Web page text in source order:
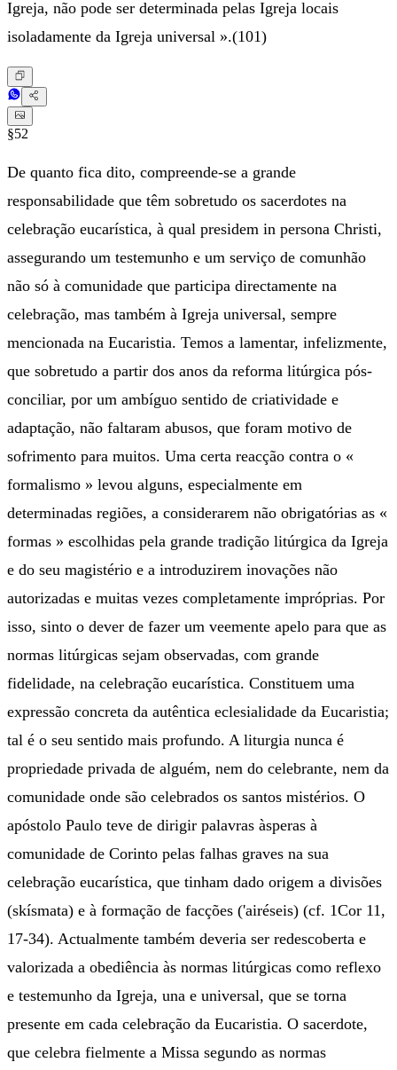
Igreja, não pode ser determinada pelas Igreja locais
isoladamente da Igreja universal ».(101)
§52
De quanto fica dito, compreende-se a grande
responsabilidade que têm sobretudo os sacerdotes na
celebração eucarística, à qual presidem in persona Christi,
assegurando um testemunho e um serviço de comunhão
não só à comunidade que participa directamente na
celebração, mas também à Igreja universal, sempre
mencionada na Eucaristia. Temos a lamentar, infelizmente,
que sobretudo a partir dos anos da reforma litúrgica pós-
conciliar, por um ambíguo sentido de criatividade e
adaptação, não faltaram abusos, que foram motivo de
sofrimento para muitos. Uma certa reacção contra o «
formalismo » levou alguns, especialmente em
determinadas regiões, a considerarem não obrigatórias as «
formas » escolhidas pela grande tradição litúrgica da Igreja
e do seu magistério e a introduzirem inovações não
autorizadas e muitas vezes completamente impróprias. Por
isso, sinto o dever de fazer um veemente apelo para que as
normas litúrgicas sejam observadas, com grande
fidelidade, na celebração eucarística. Constituem uma
expressão concreta da autêntica eclesialidade da Eucaristia;
tal é o seu sentido mais profundo. A liturgia nunca é
propriedade privada de alguém, nem do celebrante, nem da
comunidade onde são celebrados os santos mistérios. O
apóstolo Paulo teve de dirigir palavras àsperas à
comunidade de Corinto pelas falhas graves na sua
celebração eucarística, que tinham dado origem a divisões
(skísmata) e à formação de facções ('airéseis) (cf. 1Cor 11,
17-34). Actualmente também deveria ser redescoberta e
valorizada a obediência às normas litúrgicas como reflexo
e testemunho da Igreja, una e universal, que se torna
presente em cada celebração da Eucaristia. O sacerdote,
que celebra fielmente a Missa segundo as normas